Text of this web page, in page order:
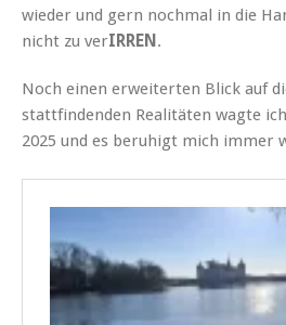
wieder und gern nochmal in die
nicht zu verIRREN .
Noch einen erweiterten Blick auf
stattfindenden Realitäten wagte
2025 und es beruhigt mich immer